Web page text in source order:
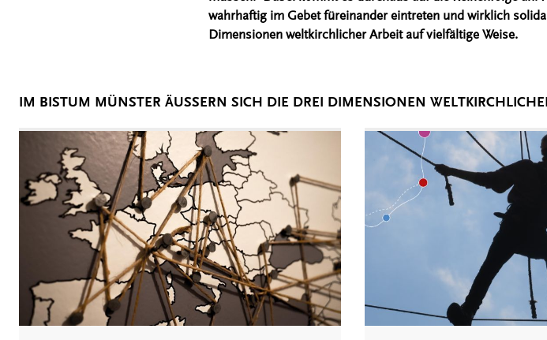
wahrhaftig im Gebet füreinander eintreten und wirklich
Dimensionen weltkirchlicher Arbeit auf vielfältige Weise.
IM BISTUM MÜNSTER ÄUSSERN SICH DIE DREI DIMENSIONEN